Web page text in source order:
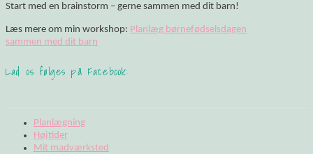
Start med en brainstorm – gerne sammen med dit barn!
Læs mere om min workshop: Planlæg børnefødselsdagen
sammen med dit barn
Lad os følges på Facebook:
Planlægning
Højtider
Mit madværksted